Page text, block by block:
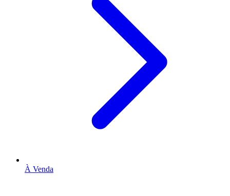
À Venda